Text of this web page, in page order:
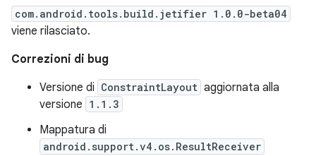
com.android.tools.build.jetifier 1.0.0-beta04
viene rilasciato.
Correzioni di bug
Versione di ConstraintLayout aggiornata alla
versione 1.1.3
Mappatura di
android.support.v4.os.ResultReceiver